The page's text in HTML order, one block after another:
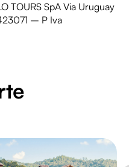
TOURS SpA Via Uruguay
– P Iva